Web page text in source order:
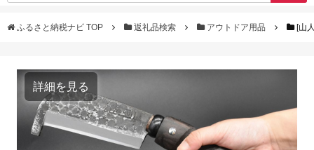
ふるさと納税ナビ TOP 返礼品検索 アウトドア用品 [山
詳細を見る